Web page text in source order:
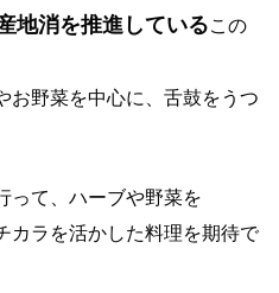
地消を推進しているこの
お野菜を中心に、舌鼓をうつ
って、ハーブや野菜を
カラを活かした料理を期待で